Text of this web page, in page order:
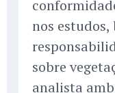
nos estudos,
sobre
analista